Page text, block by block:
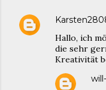
Hallo, ich
die sehr
Kreativität